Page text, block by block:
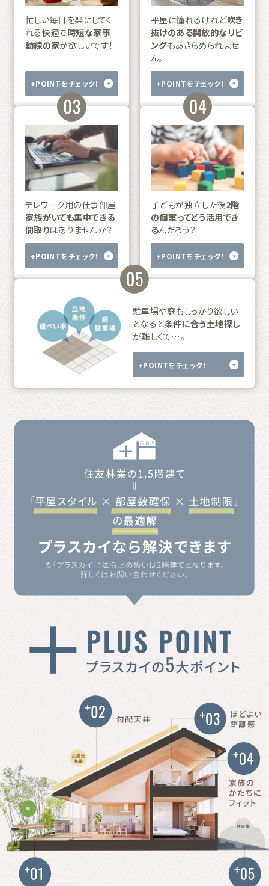
忙しい毎日を楽にしてく
れる快適で時短な家事
動線の家が欲しいです！
+POINTをチェック！
平屋に憧れるけれど吹き
抜けのある開放的なリビ
ングもあきらめられませ
ん。
+POINTをチェック！
テレワーク用の仕事部屋
家族がいても集中できる
間取りはありませんか？
+POINTをチェック！
子どもが独立した後2階
の個室ってどう活用でき
るんだろう？
+POINTをチェック！
駐車場や庭もしっかり欲しい
となると条件に合う土地探し
が難しくて…。
+POINTをチェック！